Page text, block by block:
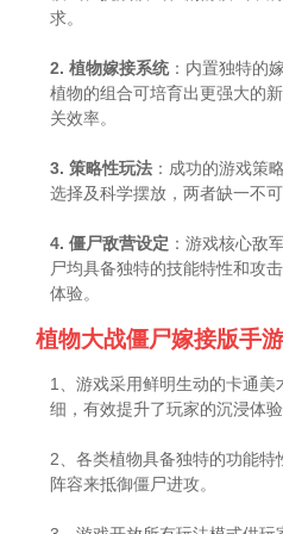
求。
2. 植物嫁接系统：内置独特的
植物的组合可培育出更强大的
关效率。
3. 策略性玩法 ：成功的游戏策
选择及科学摆放，两者缺一不可
4. 僵尸敌营设定 ：游戏核心敌
尸均具备独特的技能特性和攻
体验。
植物大战僵尸嫁接版手
1、游戏采用鲜明生动的卡通
细，有效提升了玩家的沉浸体验
2、各类植物具备独特的功能特
阵容来抵御僵尸进攻。